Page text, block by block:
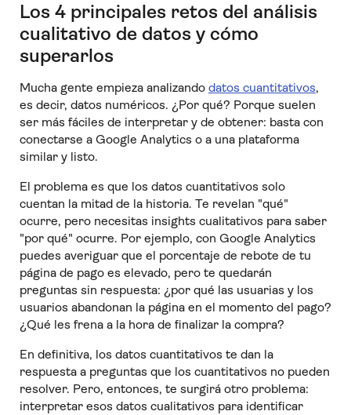
Los 4 principales retos del análisis
cualitativo de datos y cómo
superarlos
Mucha gente empieza analizando datos cuantitativos,
es decir, datos numéricos. ¿Por qué? Porque suelen
ser más fáciles de interpretar y de obtener: basta con
conectarse a Google Analytics o a una plataforma
similar y listo.
El problema es que los datos cuantitativos solo
cuentan la mitad de la historia. Te revelan "qué"
ocurre, pero necesitas insights cualitativos para saber
"por qué" ocurre. Por ejemplo, con Google Analytics
puedes averiguar que el porcentaje de rebote de tu
página de pago es elevado, pero te quedarán
preguntas sin respuesta: ¿por qué las usuarias y los
usuarios abandonan la página en el momento del pago?
¿Qué les frena a la hora de finalizar la compra?
En definitiva, los datos cuantitativos te dan la
respuesta a preguntas que los cuantitativos no pueden
resolver. Pero, entonces, te surgirá otro problema:
interpretar esos datos cualitativos para identificar